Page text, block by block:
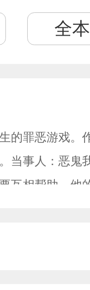
全
的罪恶游戏
当事人：恶鬼
互相帮助。他
我，痛击